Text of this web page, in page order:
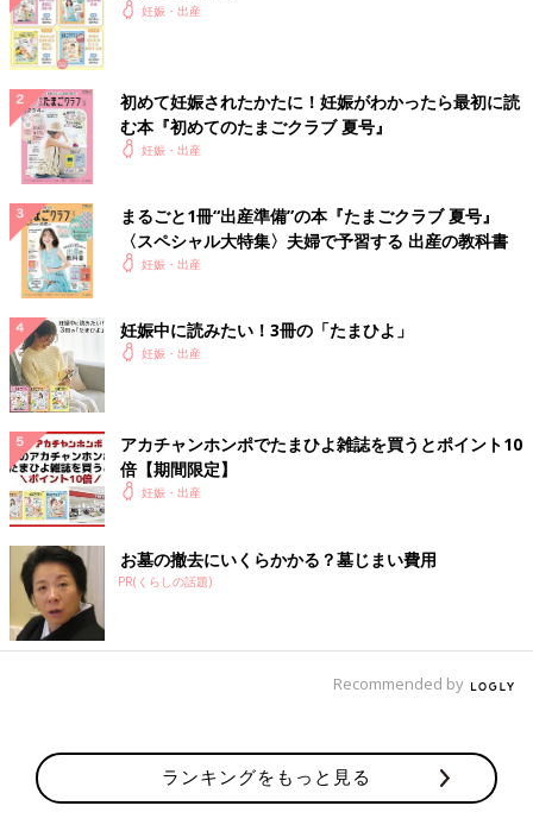
出典：Instagramアカウント「tora_ie_baby」
makoさんは、こちらのビッグカラーラウンジワンピースをGUで
購入。入院用のパジャマとしてゲットしたんだとか。普段着とし
てもかわいく着られそうですよね。襟がかわいくて、お値段も手
頃で即購入したとのこと。前開きのボタンタイプなので、
にも使えそうですよね。
特にサロペットがお気に入り！Classical Elf（クラ
妊娠・出産
初めて妊娠されたかたに！妊娠がわかったら最初に読
む本『初めてのたまごクラブ 夏号』
妊娠・出産
まるごと1冊“出産準備”の本『たまごクラブ 夏号』
〈スペシャル大特集〉夫婦で予習する 出産の教科書
妊娠・出産
妊娠中に読みたい！3冊の「たまひよ」
妊娠・出産
アカチャンホンポでたまひよ雑誌を買うとポイント10
倍【期間限定】
妊娠・出産
お墓の撤去にいくらかかる？墓じまい費用
PR(くらしの話題)
Recommended by
ランキングをもっと見る